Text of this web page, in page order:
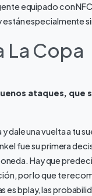
equipado con
especialmente
La Copa
ataques, que
dale una vuelta a tu
fue su primera
Hay que
por lo que te
es bplay, las